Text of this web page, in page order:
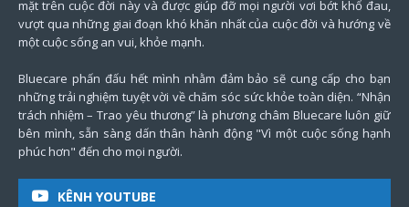
mặt trên cuộc đời này và được giúp đỡ mọi người vơi bớt khổ đau,
vượt qua những giai đoạn khó khăn nhất của cuộc đời và hướng về
một cuộc sống an vui, khỏe mạnh.
Bluecare phấn đấu hết mình nhằm đảm bảo sẽ cung cấp cho bạn
những trải nghiệm tuyệt vời về chăm sóc sức khỏe toàn diện. “Nhận
trách nhiệm – Trao yêu thương” là phương châm Bluecare luôn giữ
bên mình, sẵn sàng dấn thân hành động "Vì một cuộc sống hạnh
phúc hơn" đến cho mọi người.
KÊNH YOUTUBE